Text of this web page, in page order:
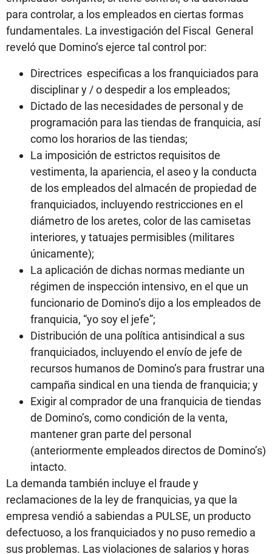
para controlar, a los empleados en ciertas formas
fundamentales. La investigación del Fiscal General
reveló que Domino’s ejerce tal control por:
Directrices especificas a los franquiciados para
disciplinar y / o despedir a los empleados;
Dictado de las necesidades de personal y de
programación para las tiendas de franquicia, así
como los horarios de las tiendas;
La imposición de estrictos requisitos de
vestimenta, la apariencia, el aseo y la conducta
de los empleados del almacén de propiedad de
franquiciados, incluyendo restricciones en el
diámetro de los aretes, color de las camisetas
interiores, y tatuajes permisibles (militares
únicamente);
La aplicación de dichas normas mediante un
régimen de inspección intensivo, en el que un
funcionario de Domino’s dijo a los empleados de
franquicia, “yo soy el jefe”;
Distribución de una política antisindical a sus
franquiciados, incluyendo el envío de jefe de
recursos humanos de Domino’s para frustrar una
campaña sindical en una tienda de franquicia; y
Exigir al comprador de una franquicia de tiendas
de Domino’s, como condición de la venta,
mantener gran parte del personal
(anteriormente empleados directos de Domino’s)
intacto.
La demanda también incluye el fraude y
reclamaciones de la ley de franquicias, ya que la
empresa vendió a sabiendas a PULSE, un producto
defectuoso, a los franquiciados y no puso remedio a
sus problemas. Las violaciones de salarios y horas